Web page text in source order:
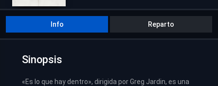
Info Reparto
Sinopsis
«Es lo que hay dentro», dirigida por Greg Jardin, es una